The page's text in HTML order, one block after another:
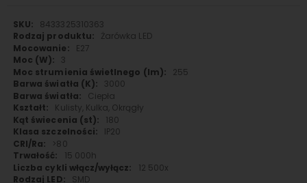
Więcej
informacji
8433325310363
Żarówka LED
E27
3
255
3000
Ciepła
Kulisty, Kulka, Okrągły
180
IP20
>80
15 000h
12 500x
SMD